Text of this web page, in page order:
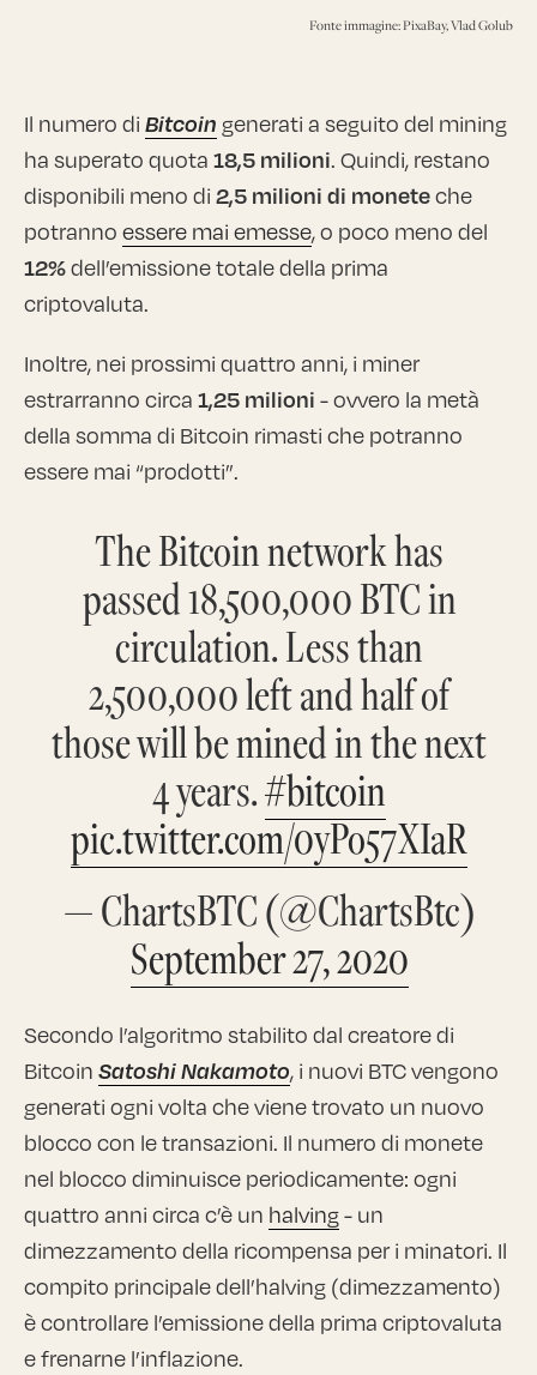
Fonte immagine: PixaBay, Vlad Golub
Il numero di Bitcoin generati a seguito del mining
ha superato quota 18,5 milioni. Quindi, restano
disponibili meno di 2,5 milioni di moneteche
potranno essere mai emesse, o poco meno del
12%dell’emissione totale della prima
criptovaluta.
Inoltre, nei prossimi quattro anni, i miner
estrarranno circa 1,25 milioni - ovvero la metà
della somma di Bitcoin rimasti che potranno
essere mai “prodotti”.
The Bitcoin network has
passed 18,500,000 BTC in
circulation. Less than
2,500,000 left and half of
those will be mined in the next
4 years.#bitcoin
pic.twitter.com/0yPo57XIaR
— ChartsBTC (@ChartsBtc)
September 27, 2020
Secondo l’algoritmo stabilito dal creatore di
Bitcoin Satoshi Nakamoto, i nuovi BTC vengono
generati ogni volta che viene trovato un nuovo
blocco con le transazioni. Il numero di monete
nel blocco diminuisce periodicamente: ogni
quattro anni circa c’è un halving- un
dimezzamento della ricompensa per i minatori. Il
compito principale dell’halving (dimezzamento)
è controllare l’emissione della prima criptovaluta
e frenarne l’inflazione.